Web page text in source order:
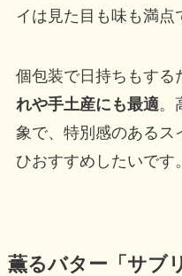
イは見た目も味も満点
個包装で日持ちもする
れや手土産にも最適。
象で、特別感のあるス
ひおすすめしたいです。
薫るバター「サブ